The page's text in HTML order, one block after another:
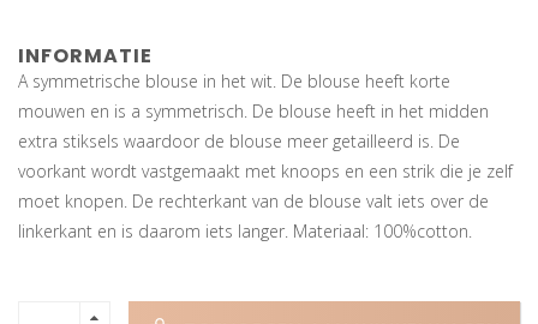
INFORMATIE
A symmetrische blouse in het wit. De blouse heeft korte
mouwen en is a symmetrisch. De blouse heeft in het midden
extra stiksels waardoor de blouse meer getailleerd is. De
voorkant wordt vastgemaakt met knoops en een strik die je zelf
moet knopen. De rechterkant van de blouse valt iets over de
linkerkant en is daarom iets langer. Materiaal: 100%cotton.